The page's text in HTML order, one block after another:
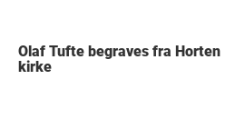
Olaf Tufte begraves fra Horten
kirke